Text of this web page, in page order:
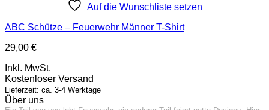
Auf die Wunschliste setzen
ABC Schütze – Feuerwehr Männer T-Shirt
29,00 €
Inkl. MwSt.
Kostenloser Versand
Lieferzeit: ca. 3-4 Werktage
Über uns